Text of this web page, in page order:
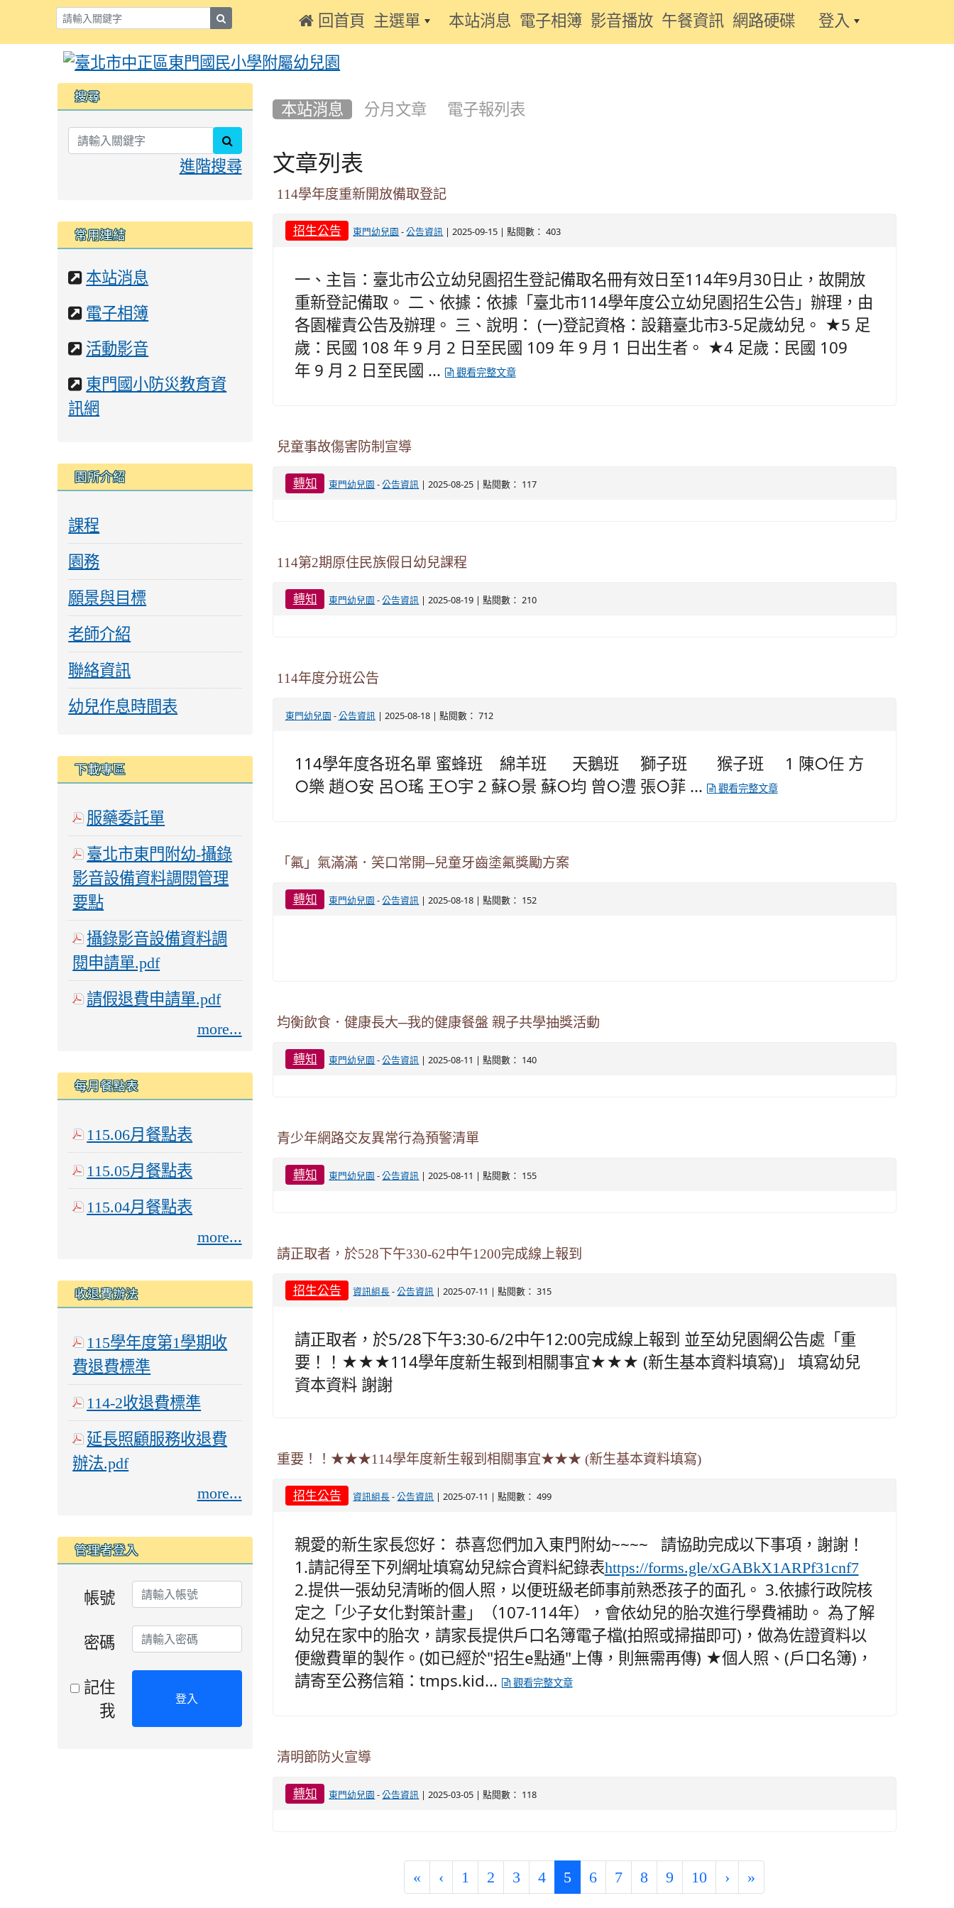
 回首頁 主選單 本站消息 電子相簿 影音播放 午餐資訊 網路硬碟 登入
本站消息 分月文章 電子報列表
文章列表
114學年度重新開放備取登記
招生公告 東門幼兒園 -公告資訊 | 2025-09-15 | 點閱數： 403
一、主旨：臺北市公立幼兒園招生登記備取名冊有效日至114年9月30日止，故開放
重新登記備取。 二、依據：依據「臺北市114學年度公立幼兒園招生公告」辦理，由
各園權責公告及辦理。 三、說明： (一)登記資格：設籍臺北市3-5足歲幼兒。 ★5 足
歲：民國 108 年 9 月 2 日至民國 109 年 9 月 1 日出生者。 ★4 足歲：民國 109
年 9 月 2 日至民國 ...
觀看完整文章
兒童事故傷害防制宣導
轉知 東門幼兒園 -公告資訊 | 2025-08-25 | 點閱數： 117
114第2期原住民族假日幼兒課程
轉知 東門幼兒園 -公告資訊 | 2025-08-19 | 點閱數： 210
114年度分班公告
東門幼兒園 - 公告資訊| 2025-08-18 | 點閱數： 712
114學年度各班名單 蜜蜂班 綿羊班 天鵝班 獅子班 猴子班 1 陳○任 方
○樂 趙○安 呂○瑤 王○宇 2 蘇○景 蘇○均 曾○澧 張○菲 ...
觀看完整文章
「氟」氣滿滿．笑口常開─兒童牙齒塗氟獎勵方案
轉知 東門幼兒園 -公告資訊 | 2025-08-18 | 點閱數： 152
均衡飲食．健康長大─我的健康餐盤 親子共學抽獎活動
轉知 東門幼兒園 -公告資訊 | 2025-08-11 | 點閱數： 140
青少年網路交友異常行為預警清單
轉知 東門幼兒園 -公告資訊 | 2025-08-11 | 點閱數： 155
請正取者，於528下午330-62中午1200完成線上報到
招生公告 資訊組長 -公告資訊 | 2025-07-11 | 點閱數： 315
請正取者，於5/28下午3:30-6/2中午12:00完成線上報到 並至幼兒園網公告處「重
要！！★★★114學年度新生報到相關事宜★★★ (新生基本資料填寫)」 填寫幼兒
資本資料 謝謝
重要！！★★★114學年度新生報到相關事宜★★★ (新生基本資料填寫)
招生公告 資訊組長 -公告資訊 | 2025-07-11 | 點閱數： 499
親愛的新生家長您好： 恭喜您們加入東門附幼~~~~ 請協助完成以下事項，謝謝！
1.請記得至下列網址填寫幼兒綜合資料紀錄表https://forms.gle/xGABkX1ARPf31cnf7
2.提供一張幼兒清晰的個人照，以便班級老師事前熟悉孩子的面孔。 3.依據行政院核
定之「少子女化對策計畫」（107-114年），會依幼兒的胎次進行學費補助。 為了解
幼兒在家中的胎次，請家長提供戶口名簿電子檔(拍照或掃描即可)，做為佐證資料以
便繳費單的製作。(如已經於"招生e點通"上傳，則無需再傳) ★個人照、(戶口名簿)，
請寄至公務信箱：tmps.kid...
觀看完整文章
清明節防火宣導
轉知 東門幼兒園 -公告資訊 | 2025-03-05 | 點閱數： 118
« ‹ 1 2 3 4 5(current)
6 7 8 9 10 › »
搜尋
進階搜尋
常用連結
網
本站消息
網
電子相簿
網
活動影音
網
站
東門國小防災教育資
訊網
園所介紹
課程
園務
願景與目標
老師介紹
聯絡資訊
幼兒作息時間表
下載專區
服藥委託單
臺北市東門附幼-攝錄
影音設備資料調閱管理
要點
攝錄影音設備資料調
閱申請單.pdf
請假退費申請單.pdf
more...
每月餐點表
115.06月餐點表
115.05月餐點表
115.04月餐點表
more...
收退費辦法
115學年度第1學期收
費退費標準
114-2收退費標準
延長照顧服務收退費
辦法.pdf
more...
管理者登入
帳號
密碼
記住
我
登入